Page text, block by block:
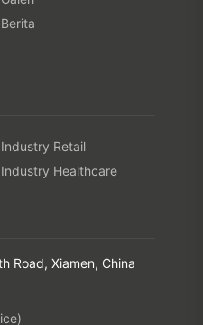
Berita
Industry Retail
Industry Healthcare
Road, Xiamen, China